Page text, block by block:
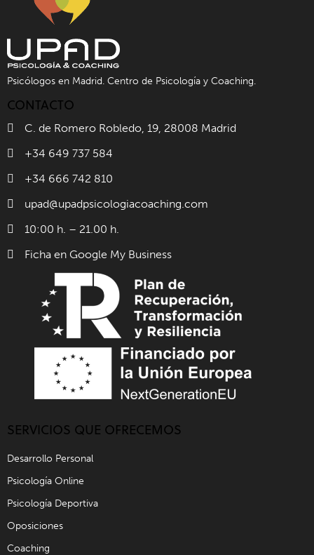
Psicólogos en Madrid. Centro de Psicología y Coaching.
CONTACTO
C. de Romero Robledo, 19, 28008 Madrid
+34 649 737 584
+34 666 742 810
upad@upadpsicologiacoaching.com
10:00 h. – 21.00 h.
Ficha en Google My Business
SERVICIOS QUE OFRECEMOS
Desarrollo Personal
Psicología Online
Psicología Deportiva
Oposiciones
Coaching